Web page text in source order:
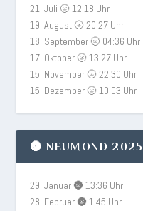
21. Juli 🌝 12:18 Uhr
19. August 🌝 20:27 Uhr
18. September 🌝 04:36 Uhr
17. Oktober 🌝 13:27 Uhr
15. November 🌝 22:30 Uhr
15. Dezember 🌝 10:03 Uhr
🌚 NEUMOND 2025
29. Januar 🌚 13:36 Uhr
28. Februar 🌚 1:45 Uhr